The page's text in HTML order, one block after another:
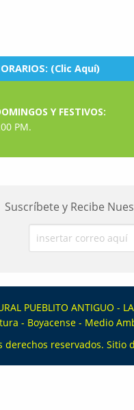
(Clic Aquí)
Y FESTIVOS:
PM.
Suscríbete y Recibe
PUEBLITO ANTIGUO -
- Boyacense - Medio
derechos reservados. Sitio